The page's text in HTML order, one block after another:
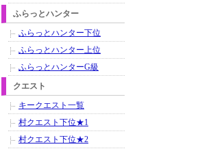
ふらっとハンター
ふらっとハンター下位
ふらっとハンター上位
ふらっとハンターG級
クエスト
キークエスト一覧
村クエスト下位★1
村クエスト下位★2